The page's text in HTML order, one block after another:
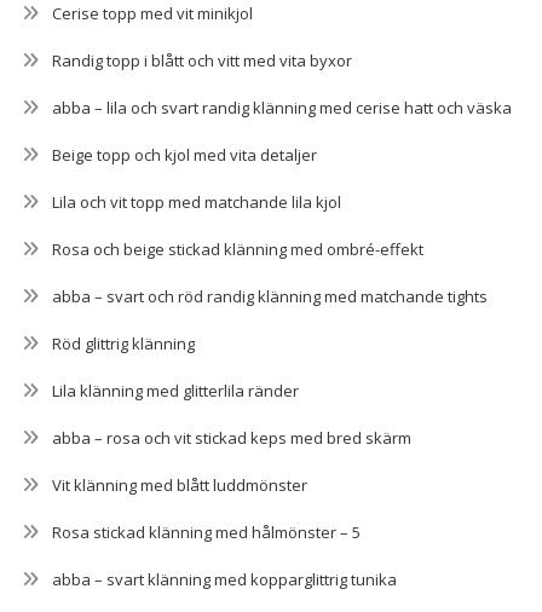
Cerise topp med vit minikjol
Randig topp i blått och vitt med vita byxor
abba – lila och svart randig klänning med cerise hatt och väska
Beige topp och kjol med vita detaljer
Lila och vit topp med matchande lila kjol
Rosa och beige stickad klänning med ombré-effekt
abba – svart och röd randig klänning med matchande tights
Röd glittrig klänning
Lila klänning med glitterlila ränder
abba – rosa och vit stickad keps med bred skärm
Vit klänning med blått luddmönster
Rosa stickad klänning med hålmönster – 5
abba – svart klänning med kopparglittrig tunika